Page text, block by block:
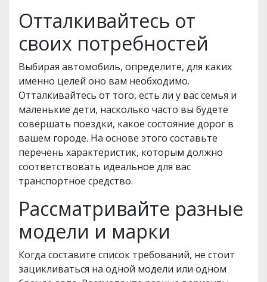
Отталкивайтесь от
своих потребностей
Выбирая автомобиль, определите, для каких
именно целей оно вам необходимо.
Отталкивайтесь от того, есть ли у вас семья и
маленькие дети, насколько часто вы будете
совершать поездки, какое состояние дорог в
вашем городе. На основе этого составьте
перечень характеристик, которым должно
соответствовать идеальное для вас
транспортное средство.
Рассматривайте разные
модели и марки
Когда составите список требований, не стоит
зацикливаться на одной модели или одном